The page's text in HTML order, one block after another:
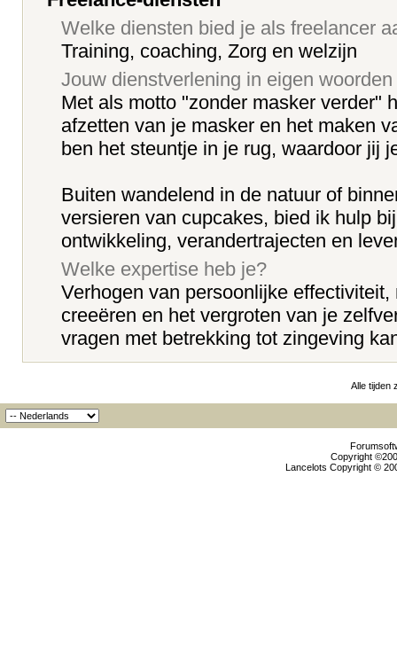
Welke diensten bied je als freelancer
Training, coaching, Zorg en welzijn
Jouw dienstverlening in eigen woorden
Met als motto "zonder masker verder"
afzetten van je masker en het maken
ben het steuntje in je rug, waardoor jij
Buiten wandelend in de natuur of
versieren van cupcakes, bied ik hulp
ontwikkeling, verandertrajecten en
Welke expertise heb je?
Verhogen van persoonlijke
creeëren en het vergroten van je
vragen met betrekking tot zingeving
Alle tijden
Copyright
Lancelots Copyright ©